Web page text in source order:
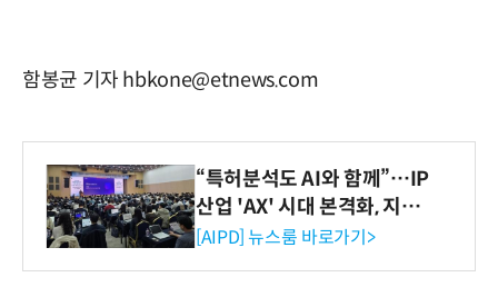
함봉균 기자 hbkone@etnews.com
“특허분석도 AI와 함께”…IP
산업 'AX' 시대 본격화, 지식
재산처 1호 AI IP데이터분석
[AIPD] 뉴스룸 바로가기>